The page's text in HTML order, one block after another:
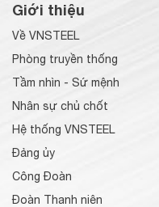
Giới thiệu
Về VNSTEEL
Phòng truyền thống
Tầm nhìn - Sứ mệnh
Nhân sự chủ chốt
Hệ thống VNSTEEL
Đảng ủy
Công Đoàn
Đoàn Thanh niên